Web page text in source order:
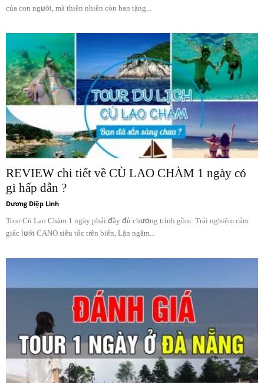
của con người, mà thiên nhiên còn ban tặng...
REVIEW chi tiết về CÙ LAO CHÀM 1 ngày có
gì hấp dẫn ?
Dương Diệp Linh
Tour Cù Lao Chàm 1 ngày phải đầy đủ chương trình gồm: Trải nghiệm cảm
giác lướt CANO siêu tốc trên biển, Lặn ngắm...